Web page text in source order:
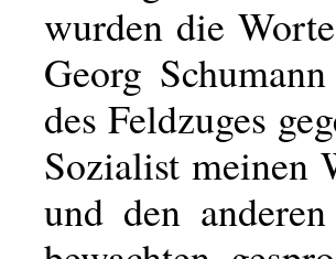
wurden die
Georg
des Feldzuges
Sozialist meinen
und den